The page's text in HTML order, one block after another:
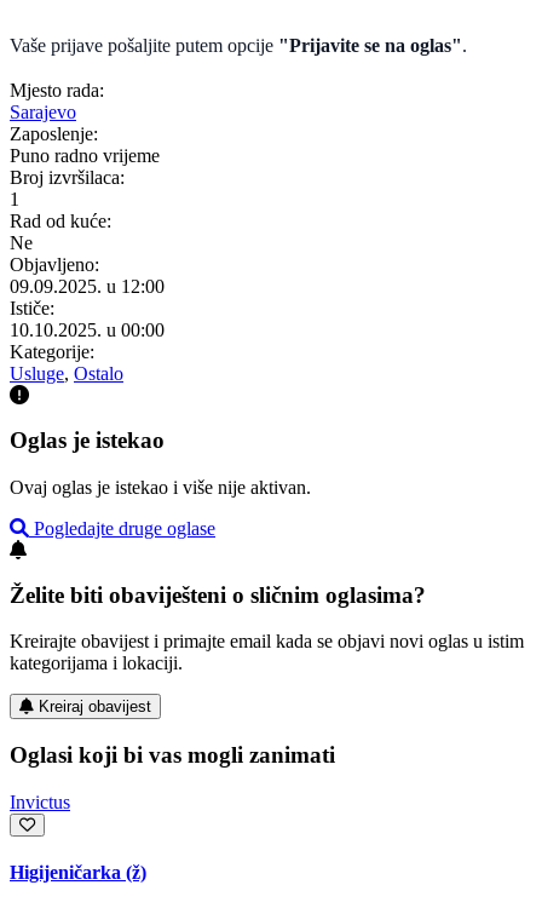
Vaše prijave pošaljite putem opcije "Prijavite se na oglas".
Mjesto rada:
Sarajevo
Zaposlenje:
Puno radno vrijeme
Broj izvršilaca:
1
Rad od kuće:
Ne
Objavljeno:
09.09.2025. u 12:00
Ističe:
10.10.2025. u 00:00
Kategorije:
Usluge, Ostalo
Oglas je istekao
Ovaj oglas je istekao i više nije aktivan.
Pogledajte druge oglase
Želite biti obaviješteni o sličnim oglasima?
Kreirajte obavijest i primajte email kada se objavi novi oglas u istim
kategorijama i lokaciji.
Kreiraj obavijest
Oglasi koji bi vas mogli zanimati
Invictus
Higijeničarka (ž)